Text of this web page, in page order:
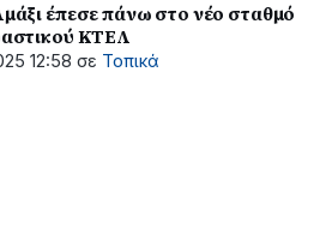
έπεσε πάνω στο νέο σταθμό
ΚΤΕΛ
12:58 σε Τοπικά